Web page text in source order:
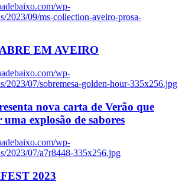
wp-
2023/09/ms-collection-aveiro-prosa-
EM AVEIRO
wp-
2023/07/sobremesa-golden-hour-335x256.jpg
nova carta de Verão que
uma explosão de sabores
wp-
2023/07/a7r8448-335x256.jpg
2023